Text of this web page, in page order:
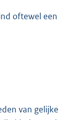
oftewel een
van gelijke